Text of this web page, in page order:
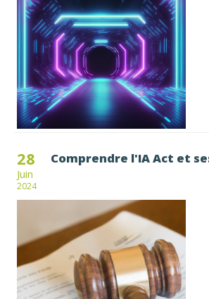
28
Juin
2024
Comprendre l'IA Act et